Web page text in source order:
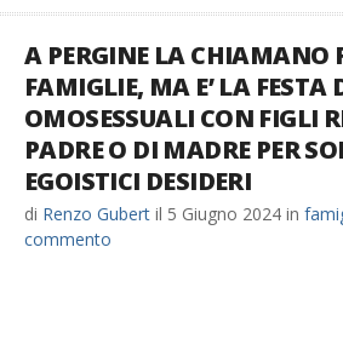
A PERGINE LA CHIAMANO
FAMIGLIE, MA E’ LA FESTA
OMOSESSUALI CON FIGLI
PADRE O DI MADRE PER
EGOISTICI DESIDERI
di Renzo Gubert il 5 Giugno 2024 in
commento